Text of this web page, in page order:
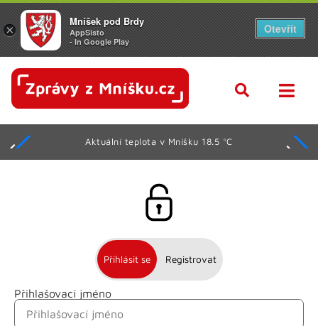
Aktuální teplota v Mníšku 18.5 °C
Přihlásit se Registrovat
Přihlašovací jméno
Jméno
×
Mníšek pod Brdy
AppSisto
- In Google Play
Otevřít